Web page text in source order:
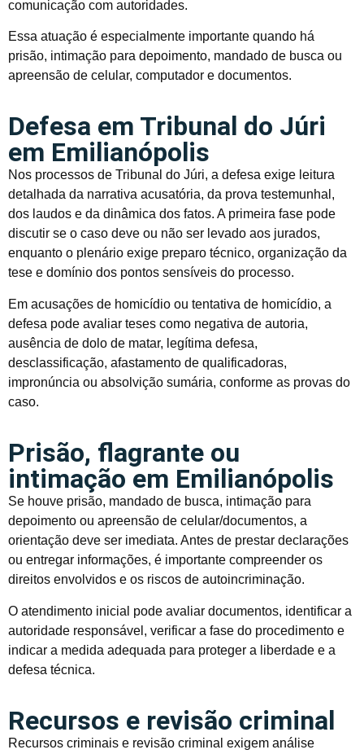
comunicação com autoridades.
Essa atuação é especialmente importante quando há
prisão, intimação para depoimento, mandado de busca ou
apreensão de celular, computador e documentos.
Defesa em Tribunal do Júri
em Emilianópolis
Nos processos de Tribunal do Júri, a defesa exige leitura
detalhada da narrativa acusatória, da prova testemunhal,
dos laudos e da dinâmica dos fatos. A primeira fase pode
discutir se o caso deve ou não ser levado aos jurados,
enquanto o plenário exige preparo técnico, organização da
tese e domínio dos pontos sensíveis do processo.
Em acusações de homicídio ou tentativa de homicídio, a
defesa pode avaliar teses como negativa de autoria,
ausência de dolo de matar, legítima defesa,
desclassificação, afastamento de qualificadoras,
impronúncia ou absolvição sumária, conforme as provas do
caso.
Prisão, flagrante ou
intimação em Emilianópolis
Se houve prisão, mandado de busca, intimação para
depoimento ou apreensão de celular/documentos, a
orientação deve ser imediata. Antes de prestar declarações
ou entregar informações, é importante compreender os
direitos envolvidos e os riscos de autoincriminação.
O atendimento inicial pode avaliar documentos, identificar a
autoridade responsável, verificar a fase do procedimento e
indicar a medida adequada para proteger a liberdade e a
defesa técnica.
Recursos e revisão criminal
Recursos criminais e revisão criminal exigem análise